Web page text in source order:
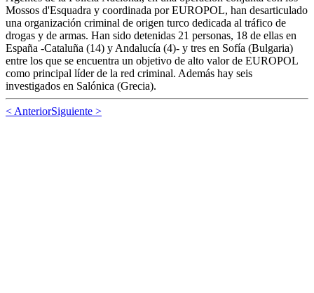
Mossos d'Esquadra y coordinada porEUROPOL, han desarticulado
una organización criminal de origen turco dedicada al tráfico de
drogas y de armas. Han sido detenidas 21 personas, 18 de ellas en
España -Cataluña (14) y Andalucía (4)- y tres en Sofía (Bulgaria)
entre los que se encuentra un objetivo de alto valor de EUROPOL
como principal líder de la red criminal. Además hay seis
investigados en Salónica (Grecia).
< AnteriorSiguiente >